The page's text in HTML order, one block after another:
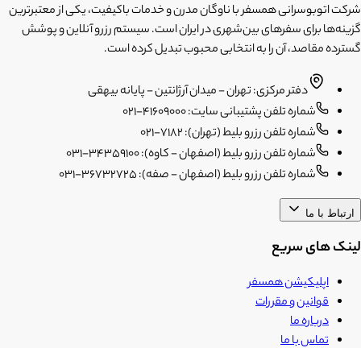
شرکت اتوبوسرانی همسفر با ناوگان مدرن و خدمات باکیفیت، یکی از معتبرترین
گزینه‌ها برای سفرهای بین‌شهری در ایران است. سیستم رزرو آنلاین و پوشش
گسترده مقاصد، آن را به انتخابی محبوب تبدیل کرده است.
دفتر مرکزی: تهران - میدان آرژانتین - پایانه بیهقی
شماره تلفن پشتیبانی سایت: 41609000-021
شماره تلفن رزرو بلیط (تهران): 7182-021
شماره تلفن رزرو بلیط (اصفهان - کاوه): 34359100-031
شماره تلفن رزرو بلیط (اصفهان - صفه): 36732725-031
ارتباط با ما
لینک های سریع
اپلیکیشن همسفر
قوانین و مقررات
درباره ما
تماس با ما